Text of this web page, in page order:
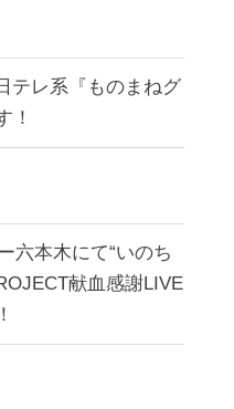
テレ系『ものまねグ
！
六本木にて“いのち
献血感謝LIVE